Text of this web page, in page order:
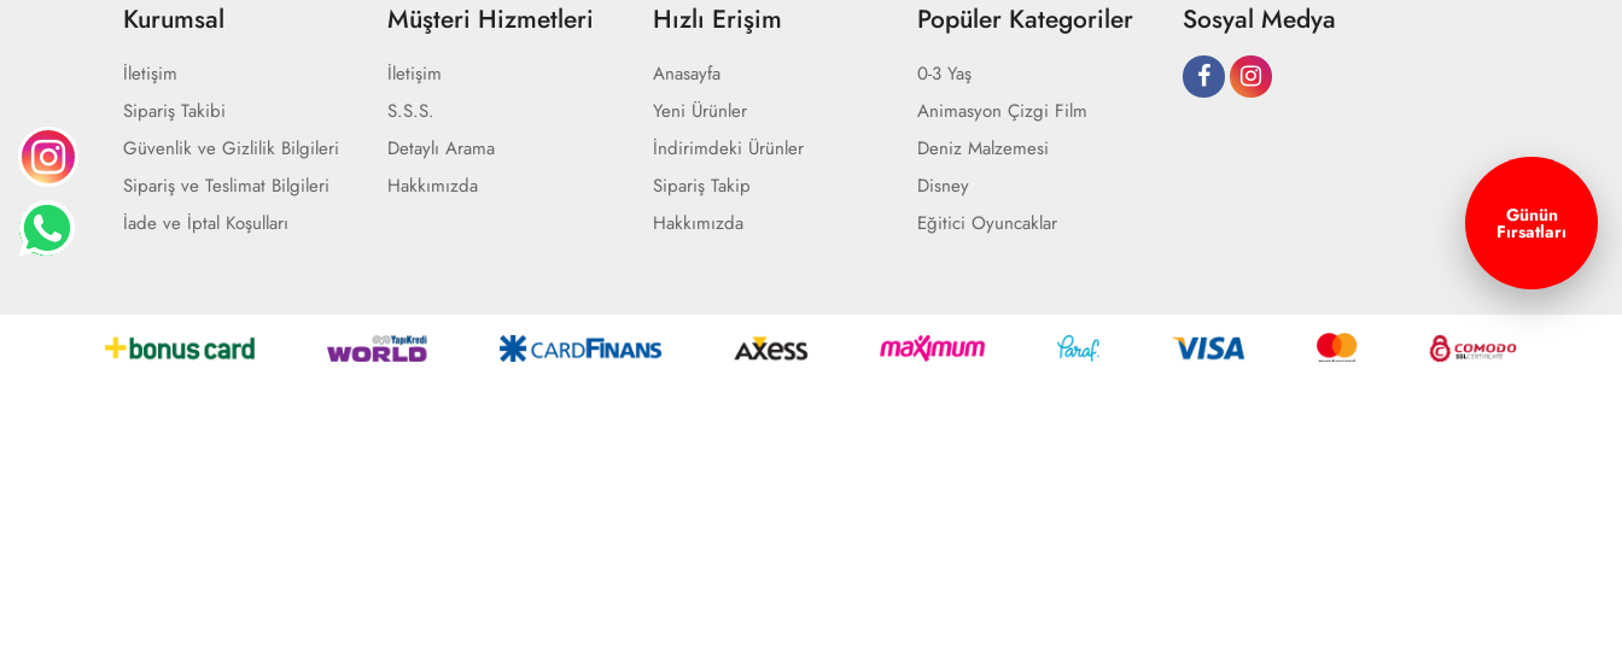
Kurumsal
İletişim
Sipariş Takibi
Güvenlik ve Gizlilik Bilgileri
Sipariş ve Teslimat Bilgileri
İade ve İptal Koşulları
Müşteri Hizmetleri
İletişim
S.S.S.
Detaylı Arama
Hakkımızda
Hızlı Erişim
Anasayfa
Yeni Ürünler
İndirimdeki Ürünler
Sipariş Takip
Hakkımızda
Popüler Kategoriler
0-3 Yaş
Animasyon Çizgi Film
Deniz Malzemesi
Disney
Eğitici Oyuncaklar
Sosyal Medya
Günün
Fırsatları